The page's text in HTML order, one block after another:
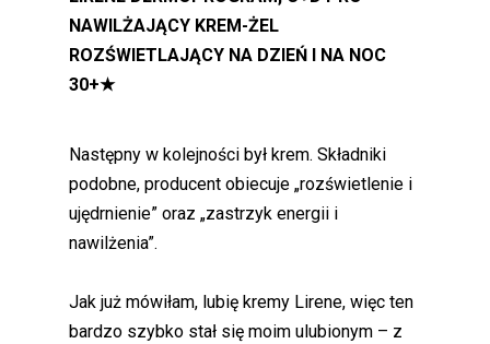
NAWILŻAJĄCY KREM-ŻEL
ROZŚWIETLAJĄCY NA DZIEŃ I NA NOC
30+★
Następny w kolejności był krem. Składniki
podobne, producent obiecuje „rozświetlenie i
ujędrnienie” oraz „zastrzyk energii i
nawilżenia”.
Jak już mówiłam, lubię kremy Lirene, więc ten
bardzo szybko stał się moim ulubionym – z